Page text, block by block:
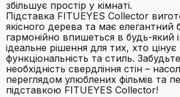
збільшує простір у кімнаті.
Підставка FITUEYES Collector
якісного дерева та має елегантний
гармонійно впишеться в будь-який
ідеальне рішення для тих, хто
функціональність та стиль.
необхідність свердління стін –
переглядом улюблених фільмів та
підставкою FITUEYES Collector!